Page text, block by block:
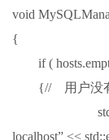
void
{
if (
{// 用户没有
std::cout <<
localhost” <<